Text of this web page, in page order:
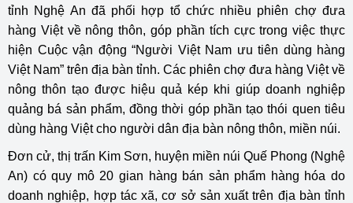
tỉnh Nghệ An đã phối hợp tổ chức nhiều phiên chợ đưa
hàng Việt về nông thôn, góp phần tích cực trong việc thực
hiện Cuộc vận động “Người Việt Nam ưu tiên dùng hàng
Việt Nam” trên địa bàn tỉnh. Các phiên chợ đưa hàng Việt về
nông thôn tạo được hiệu quả kép khi giúp doanh nghiệp
quảng bá sản phẩm, đồng thời góp phần tạo thói quen tiêu
dùng hàng Việt cho người dân địa bàn nông thôn, miền núi.
Đơn cử, thị trấn Kim Sơn, huyện miền núi Quế Phong (Nghệ
An) có quy mô 20 gian hàng bán sản phẩm hàng hóa do
doanh nghiệp, hợp tác xã, cơ sở sản xuất trên địa bàn tỉnh